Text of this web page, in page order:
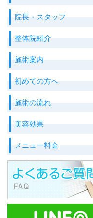
院長・スタッフ
整体院紹介
施術案内
初めての方へ
施術の流れ
美容効果
メニュー料金